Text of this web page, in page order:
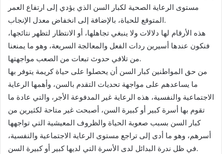
مستوى الرعاية الصحية لكبار السن الذي يؤدي إلى ارتفاع العمر
المتوقع للحياة، بالإضافة إلى انخفاض معدل الإنجاب.
هذه الأرقام لها دلالات ولا ينبغي تجاهلها، أو الانتظار لتظهر نتائجها،
فنكون عندها أسيرين ردات الفعل والمعالجة السريعة، وهو ما يمنعنا
من تلافي حدوث تبعات من الصعب مواجهتها.
من حق المواطنين كبار السن أن يحصلوا على حياة كريمة يتوفر بها
ما يساعدهم على مواجهة تحديات التقدم بالسن، وأهمها الرعاية
الاجتماعية والنفسية، هذه الرعاية غير المدفوعة الأجر، والتي عادة ما
تقوم بها أسرة كبير أو كبيرة السن، أصبحت غير متاحة لكثيرين من
كبار السن بسبب صعوبة الحياة والظروف المعيشية التي تواجهها
أسرهم، وهو ما أدى إلى تراجع مستوى الرعاية الاجتماعية والنفسية،
في ظل ندرة البدائل لدى الأسرة التي لديها كبير أو كبيرة السن.